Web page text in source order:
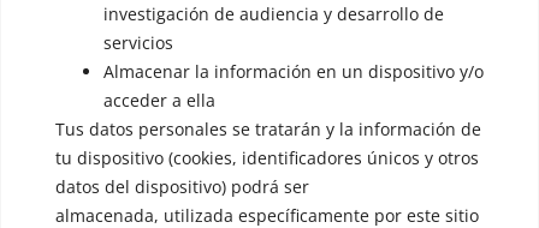
investigación de audiencia y desarrollo de
servicios
Almacenar la información en un dispositivo y/o
acceder a ella
Tus datos personales se tratarán y la información de
tu dispositivo (cookies, identificadores únicos y otros
datos del dispositivo) podrá ser
almacenada, utilizada específicamente por este sitio
▪️ Androginización de la voz
OTRAS SESIONES
▪️ Caracterización de la voz
▪️ Voz virilizada por esteroides
▪️ Modificación del acento